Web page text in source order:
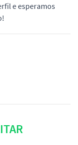
e esperamos